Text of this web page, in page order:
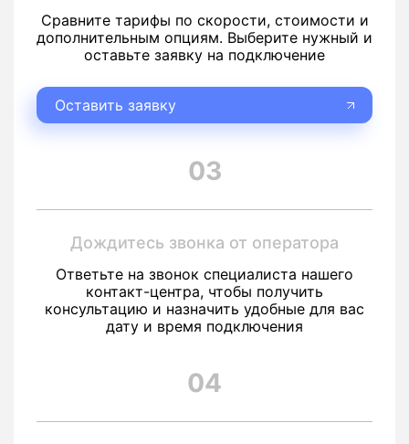
Сравните тарифы по скорости, стоимости и
дополнительным опциям. Выберите нужный и
оставьте заявку на подключение
Оставить заявку
03
Дождитесь звонка от оператора
Ответьте на звонок специалиста нашего
контакт-центра, чтобы получить
консультацию и назначить удобные для вас
дату и время подключения
04